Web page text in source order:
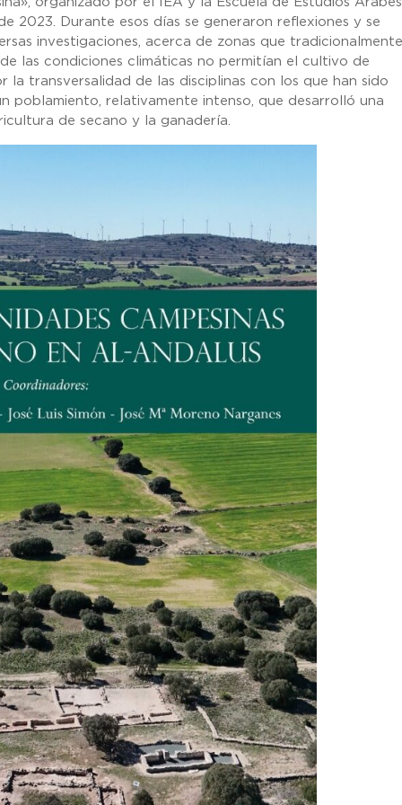
2023. Durante esos días se generaron reflexiones y se
investigaciones, acerca de zonas que
las condiciones climáticas no permitían el cultivo de
la transversalidad de las disciplinas con los que han sido
poblamiento, relativamente intenso, que desarrolló una
de secano y la ganadería.